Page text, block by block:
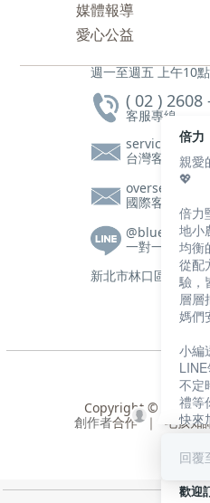
媒體報導
愛心公益
週一至週五 上午10
( 02 ) 2608
客服專線
台灣客服信箱
國際客服信箱
@bluebay
一對一客服|
新北市林口區文化三
Copyright © 2024 盈
創作者合作｜ 毛孩知
倍力
親愛
💖
倍力
地小
均衡
從配
驗，
層層
媽們
小編
不定
禮等
快來
回覆